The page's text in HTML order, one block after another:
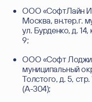
ООО «СофтЛайн
Москва, вн.тер.г.
ул. Бурденко, д.
9;
ООО «Софт
муниципальный
Толстого, д. 5,
(А-304);